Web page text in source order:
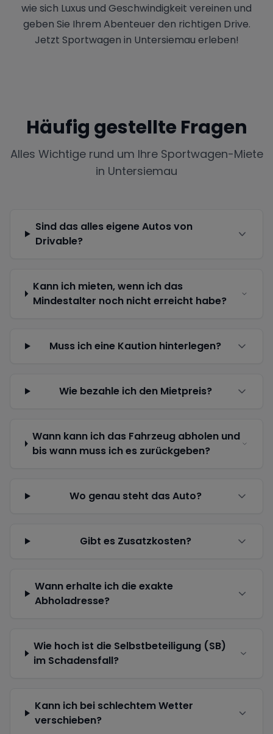
wie sich Luxus und Geschwindigkeit vereinen und
geben Sie Ihrem Abenteuer den richtigen Drive.
Jetzt Sportwagen in Untersiemau erleben!
Häufig gestellte Fragen
Alles Wichtige rund um Ihre Sportwagen-Miete
in Untersiemau
Sind das alles eigene Autos von
Drivable?
Kann ich mieten, wenn ich das
Mindestalter noch nicht erreicht habe?
Muss ich eine Kaution hinterlegen?
Wie bezahle ich den Mietpreis?
Wann kann ich das Fahrzeug abholen und
bis wann muss ich es zurückgeben?
Wo genau steht das Auto?
Gibt es Zusatzkosten?
Wann erhalte ich die exakte
Abholadresse?
Wie hoch ist die Selbstbeteiligung (SB)
im Schadensfall?
Kann ich bei schlechtem Wetter
verschieben?